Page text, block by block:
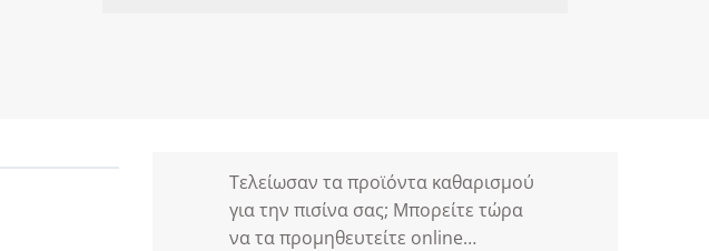
Τελείωσαν τα προϊόντα καθαρισμού
για την πισίνα σας; Μπορείτε τώρα
να τα προμηθευτείτε online…